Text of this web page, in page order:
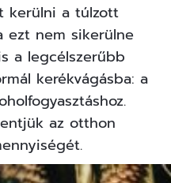
kerülni a túlzott
ezt nem sikerülne
a legcélszerűbb
kerékvágásba: a
az otthon